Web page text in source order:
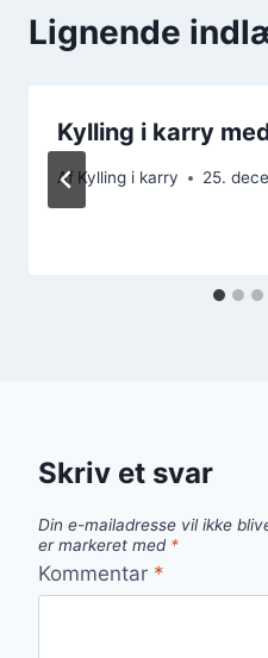
Lignende
Kylling i karry
Af Kylling i karry 25.
Skriv et svar
Din e-mailadresse vil ikke
er markeret med *
Kommentar *